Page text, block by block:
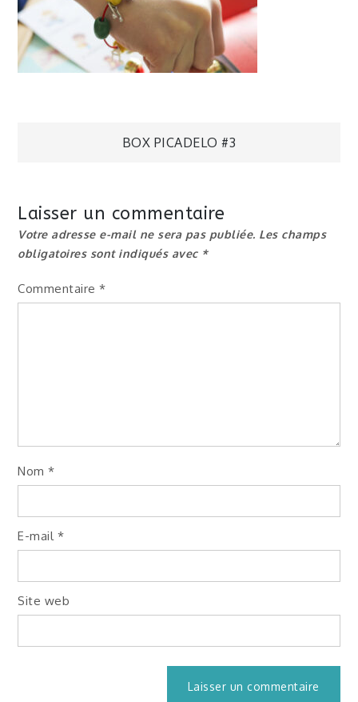
Navigation
l’article
BOX PICADELO #3
Laisser un commentaire
Votre adresse e-mail ne sera pas publiée. Les champs
obligatoires sont indiqués avec *
Commentaire*
Nom*
E-mail *
Site web